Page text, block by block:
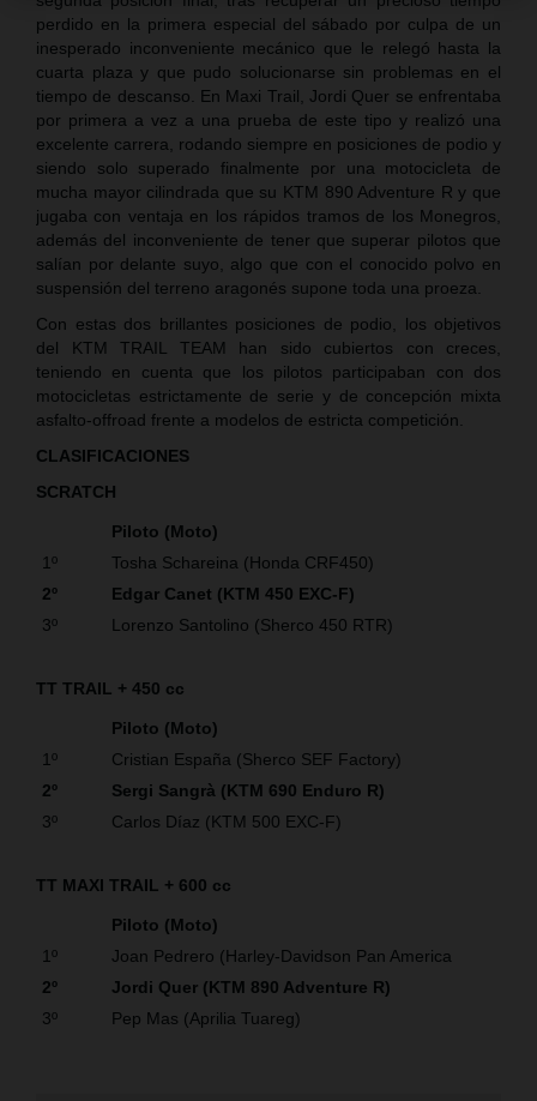
perdido en la primera especial del sábado por culpa de un
inesperado inconveniente mecánico que le relegó hasta la
cuarta plaza y que pudo solucionarse sin problemas en el
tiempo de descanso. En Maxi Trail, Jordi Quer se enfrentaba
por primera a vez a una prueba de este tipo y realizó una
excelente carrera, rodando siempre en posiciones de podio y
siendo solo superado finalmente por una motocicleta de
mucha mayor cilindrada que su KTM 890 Adventure R y que
jugaba con ventaja en los rápidos tramos de los Monegros,
además del inconveniente de tener que superar pilotos que
salían por delante suyo, algo que con el conocido polvo en
suspensión del terreno aragonés supone toda una proeza.
Con estas dos brillantes posiciones de podio, los objetivos
del KTM TRAIL TEAM han sido cubiertos con creces,
teniendo en cuenta que los pilotos participaban con dos
motocicletas estrictamente de serie y de concepción mixta
asfalto-offroad frente a modelos de estricta competición.
CLASIFICACIONES
SCRATCH
Piloto (Moto)
1º
Tosha Schareina (Honda CRF450)
2º
Edgar Canet (KTM 450 EXC-F)
3º
Lorenzo Santolino (Sherco 450 RTR)
TT TRAIL + 450 cc
Piloto (Moto)
1º
Cristian España (Sherco SEF Factory)
2º
Sergi Sangrà (KTM 690 Enduro R)
3º
Carlos Díaz (KTM 500 EXC-F)
TT MAXI TRAIL + 600 cc
Piloto (Moto)
1º
Joan Pedrero (Harley-Davidson Pan America
2º
Jordi Quer (KTM 890 Adventure R)
3º
Pep Mas (Aprilia Tuareg)